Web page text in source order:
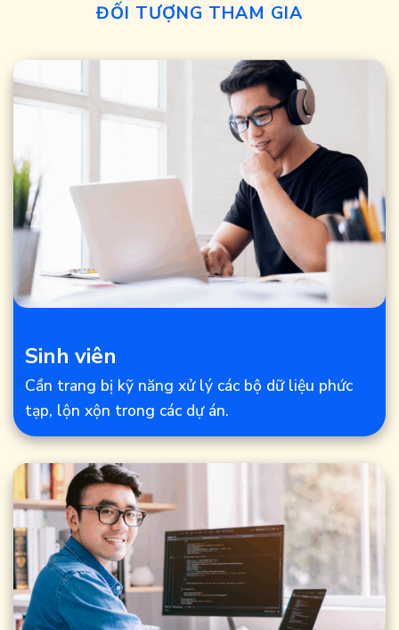
ĐỐI TƯỢNG THAM GIA
Sinh viên
Cần trang bị kỹ năng xử lý các bộ dữ liệu phức
tạp, lộn xộn trong các dự án.